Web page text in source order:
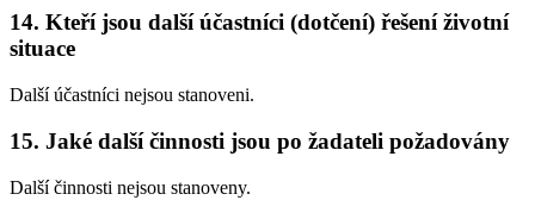
14. Kteří jsou další účastníci (dotčení) řešení životní
situace
Další účastníci nejsou stanoveni.
15. Jaké další činnosti jsou po žadateli požadovány
Další činnosti nejsou stanoveny.